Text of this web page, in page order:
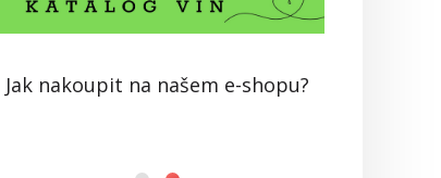
Jak nakoupit na našem e-shopu?